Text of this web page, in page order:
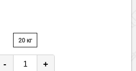
20 кг
- +